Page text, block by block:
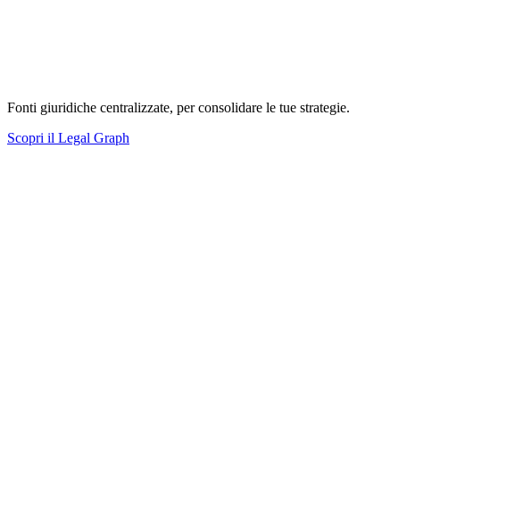
Fonti giuridiche centralizzate, per consolidare le tue strategie.
Scopri il Legal Graph